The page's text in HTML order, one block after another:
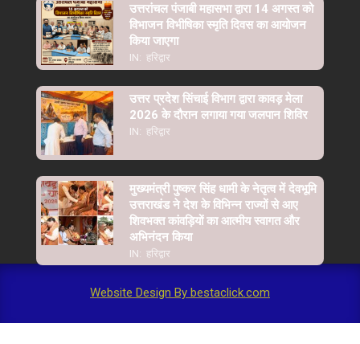
उत्तरांचल पंजाबी महासभा द्वारा 14 अगस्त को
विभाजन विभीषिका स्मृति दिवस का आयोजन
किया जाएगा
IN: हरिद्वार
उत्तर प्रदेश सिंचाई विभाग द्वारा कावड़ मेला
2026 के दौरान लगाया गया जलपान शिविर
IN: हरिद्वार
मुख्यमंत्री पुष्कर सिंह धामी के नेतृत्व में देवभूमि
उत्तराखंड ने देश के विभिन्न राज्यों से आए
शिवभक्त कांवड़ियों का आत्मीय स्वागत और
अभिनंदन किया
IN: हरिद्वार
Website Design By bestaclick.com